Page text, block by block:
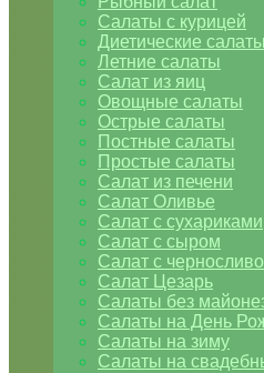
Салаты с курицей
Диетические салаты
Летние салаты
Салат из яиц
Овощные салаты
Острые салаты
Постные салаты
Простые салаты
Салат из печени
Салат Оливье
Салат с сухариками
Салат с сыром
Салат с
Салат Цезарь
Салаты без
Салаты на День
Салаты на зиму
Салаты на